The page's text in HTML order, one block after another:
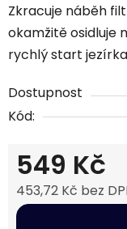
Zkracuje náběh
okamžitě osidluje
rychlý start
Dostupnost
Kód:
549 Kč
453,72 Kč bez
Měrná cena: